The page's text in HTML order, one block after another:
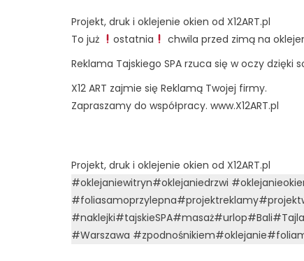
Projekt, druk i oklejenie okien od X12ART.pl
To już
ostatnia chwila przed zimą na
Reklama Tajskiego SPA rzuca się w oczy dzięki
X12 ART zajmie się Reklamą Twojej firmy.
Zapraszamy do współpracy. www.X12ART.pl
Projekt, druk i oklejenie okien od X12ART.pl
#oklejaniewitryn#oklejaniedrzwi
#foliasamoprzylepna#projektreklamy
#naklejki#tajskieSPA#masaż#urlop#Bali
#Warszawa #zpodnośnikiem#oklejanie